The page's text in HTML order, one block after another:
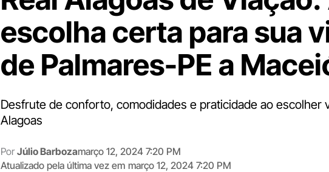
escolha certa para sua
de Palmares-PE a
Desfrute de conforto, comodidades e praticidade ao escolher
Alagoas
Por Júlio Barbozamarço 12, 2024 7:20 PM
Atualizado pela última vez em março 12, 2024 7:20 PM